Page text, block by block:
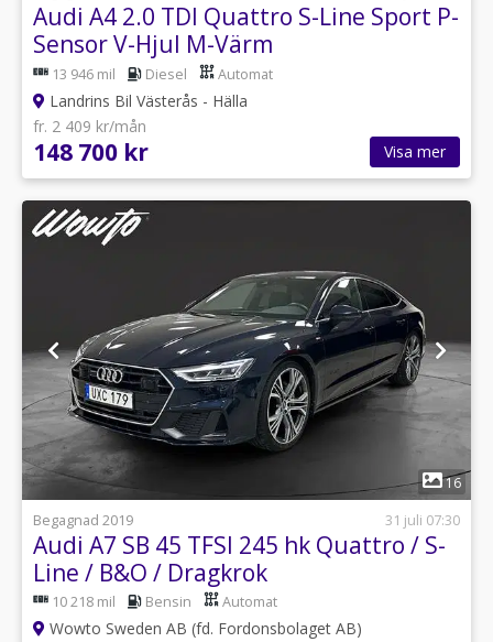
Audi A4 2.0 TDI Quattro S-Line Sport P-
Sensor V-Hjul M-Värm
13 946 mil Diesel Automat
Landrins Bil Västerås - Hälla
fr. 2 409 kr/mån
148 700 kr Visa mer
16
Begagnad 2019
31 juli 07:30
Audi A7 SB 45 TFSI 245 hk Quattro / S-
Line / B&O / Dragkrok
10 218 mil Bensin Automat
Wowto Sweden AB (fd. Fordonsbolaget AB)